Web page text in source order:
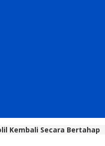
Kembali Secara Bertahap